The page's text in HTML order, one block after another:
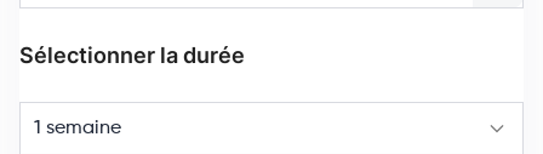
Sélectionner la durée
1 semaine